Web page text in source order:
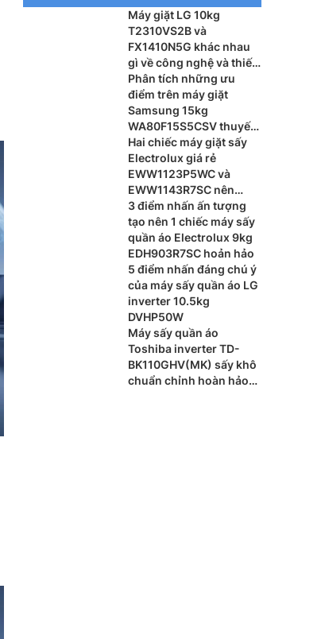
Máy giặt LG 10kg
T2310VS2B và
FX1410N5G khác nhau
gì về công nghệ và thiết
kế
Phân tích những ưu
điểm trên máy giặt
Samsung 15kg
WA80F15S5CSV thuyết
phục người mua
Hai chiếc máy giặt sấy
Electrolux giá rẻ
EWW1123P5WC và
EWW1143R7SC nên
dùng loại nào?
3 điểm nhấn ấn tượng
tạo nên 1 chiếc máy sấy
quần áo Electrolux 9kg
EDH903R7SC hoản hảo
5 điểm nhấn đáng chú ý
của máy sấy quần áo LG
inverter 10.5kg
DVHP50W
Máy sấy quần áo
Toshiba inverter TD-
BK110GHV(MK) sấy khô
chuẩn chỉnh hoàn hảo